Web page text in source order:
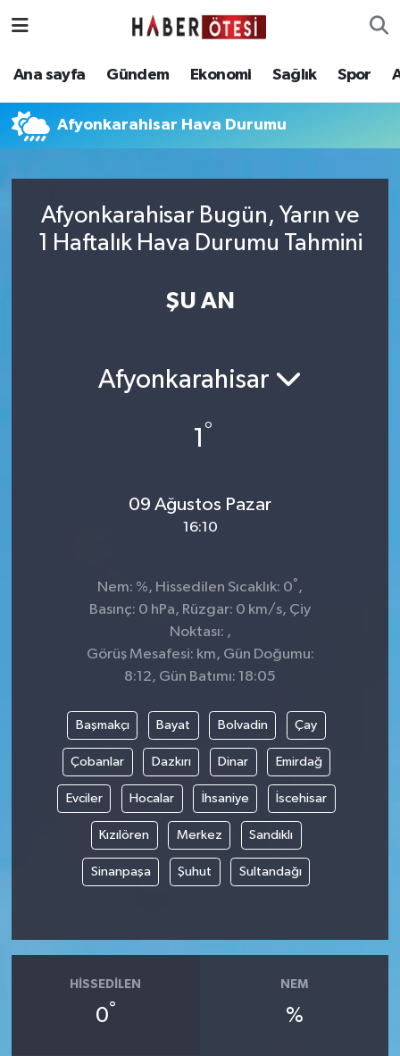
Ana sayfa Gündem Ekonomi Sağlık Spor
Afyonkarahisar Hava Durumu
Afyonkarahisar Bugün, Yarın ve
1 Haftalık Hava Durumu Tahmini
ŞU AN
Afyonkarahisar
1 °
09 Ağustos Pazar
16:10
Nem: %, Hissedilen Sıcaklık: 0° ,
Basınç: 0 hPa, Rüzgar: 0 km/s, Çiy
Noktası: ,
Görüş Mesafesi: km, Gün Doğumu:
8:12, Gün Batımı: 18:05
Başmakçı Bayat Bolvadin Çay
Çobanlar Dazkırı Dinar Emirdağ
Evciler Hocalar İhsaniye İscehisar
Kızılören Merkez Sandıklı
Sinanpaşa Şuhut Sultandağı
HISSEDILEN
0°
NEM
%
Ana sayfa
Sağlık
Spor
Eskişehir Nöbetçi Eczaneler
Eskişehir Trafik Yoğunluk Haritası
Süper Lig Puan Durumu ve Fikstür
Haber Arşivi